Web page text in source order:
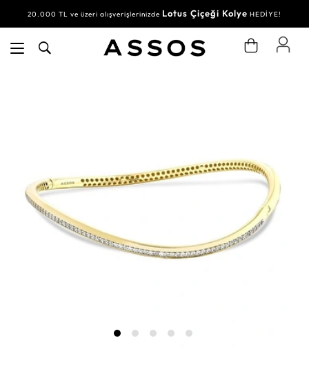
20.000 TL ve üzeri alışverişlerinizde Lotus Çiçeği Kolye HEDİYE!